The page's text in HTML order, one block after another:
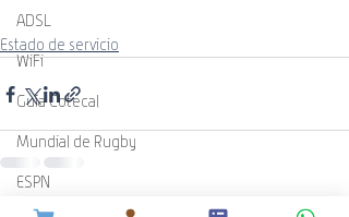
ADSL
WiFi
Guía Cotecal
Mundial de Rugby
ESPN
Estado de servicio